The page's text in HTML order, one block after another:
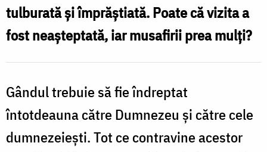
care
lucrăm
Foto:
Pr.
Benedict
tulburată și împrăștiată. Poate că vizita a
fost neașteptată, iar musafirii prea mulți?
Gândul trebuie să fie îndreptat
întotdeauna către Dumnezeu și către cele
dumnezeiești. Tot ce contravine acestor